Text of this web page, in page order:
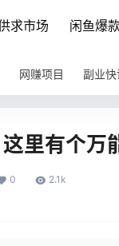
求市场 闲鱼爆
网赚项目 副业快
里有个万
0 2.1k